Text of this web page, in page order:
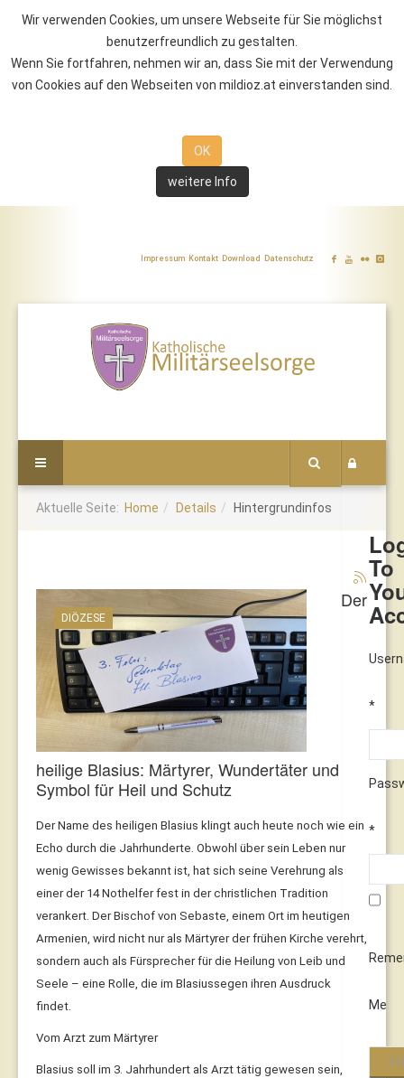
Wir verwenden Cookies, um unsere Webseite für Sie möglichst
benutzerfreundlich zu gestalten.
Wenn Sie fortfahren, nehmen wir an, dass Sie mit der Verwendung
von Cookies auf den Webseiten von mildioz.at einverstanden sind.
OK
weitere Info
Impressum Kontakt Download Datenschutz
To
*
*
Me
Aktuelle Seite: Home Details Hintergrundinfos
DIÖZESE
Der
heilige Blasius: Märtyrer, Wundertäter und
Symbol für Heil und Schutz
Der Name des heiligen Blasius klingt auch heute noch wie ein
Echo durch die Jahrhunderte. Obwohl über sein Leben nur
wenig Gewisses bekannt ist, hat sich seine Verehrung als
einer der 14 Nothelfer fest in der christlichen Tradition
verankert. Der Bischof von Sebaste, einem Ort im heutigen
Armenien, wird nicht nur als Märtyrer der frühen Kirche verehrt,
sondern auch als Fürsprecher für die Heilung von Leib und
Seele – eine Rolle, die im Blasiussegen ihren Ausdruck
findet.
Vom Arzt zum Märtyrer
Blasius soll im 3. Jahrhundert als Arzt tätig gewesen sein,